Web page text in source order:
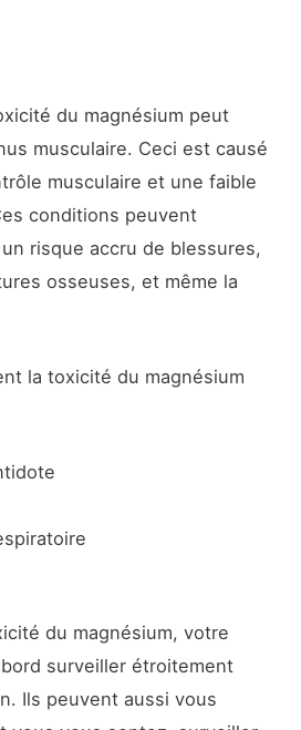
du magnésium peut
musculaire. Ceci est causé
musculaire et une faible
conditions peuvent
risque accru de blessures,
osseuses, et même la
la toxicité du magnésium
du magnésium, votre
surveiller étroitement
Ils peuvent aussi vous